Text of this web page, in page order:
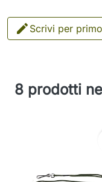
 Scrivi per
8 prodotti